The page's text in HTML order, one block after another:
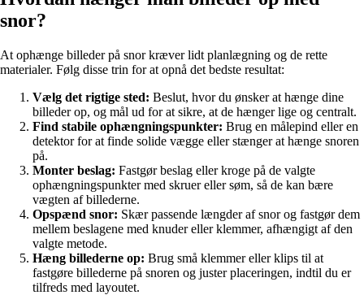
snor?
At ophænge billeder på snor kræver lidt planlægning og de rette
materialer. Følg disse trin for at opnå det bedste resultat:
Vælg det rigtige sted: Beslut, hvor du ønsker at hænge dine
billeder op, og mål ud for at sikre, at de hænger lige og centralt.
Find stabile ophængningspunkter: Brug en målepind eller en
detektor for at finde solide vægge eller stænger at hænge snoren
på.
Monter beslag: Fastgør beslag eller kroge på de valgte
ophængningspunkter med skruer eller søm, så de kan bære
vægten af billederne.
Opspænd snor: Skær passende længder af snor og fastgør dem
mellem beslagene med knuder eller klemmer, afhængigt af den
valgte metode.
Hæng billederne op: Brug små klemmer eller klips til at
fastgøre billederne på snoren og juster placeringen, indtil du er
tilfreds med layoutet.